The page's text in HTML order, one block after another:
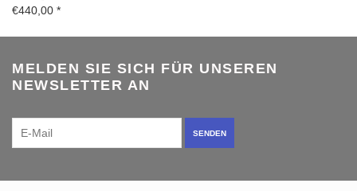
NEWSLETTER AN
KONTAKT PRODUKTE